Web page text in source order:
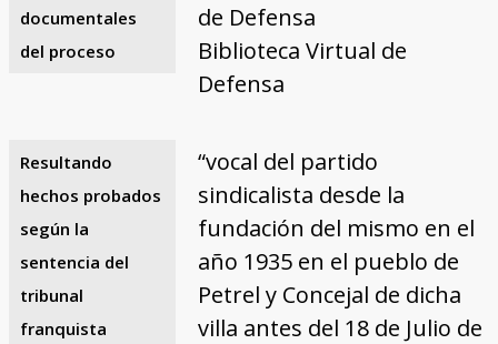
documentales
del proceso
de Defensa
Biblioteca Virtual de
Defensa
Resultando
hechos probados
según la
sentencia del
tribunal
franquista
“vocal del partido
sindicalista desde la
fundación del mismo en el
año 1935 en el pueblo de
Petrel y Concejal de dicha
villa antes del 18 de Julio de